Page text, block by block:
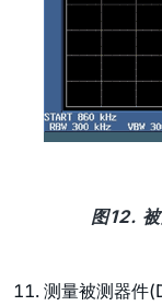
图12.
测量被测器件